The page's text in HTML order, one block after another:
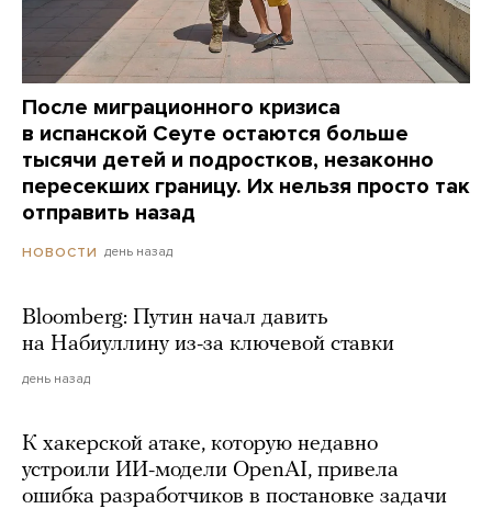
После миграционного кризиса
в испанской Сеуте остаются больше
тысячи детей и подростков, незаконно
пересекших границу. Их нельзя просто так
отправить назад
НОВОСТИ день назад
Bloomberg: Путин начал давить
на Набиуллину из-за ключевой ставки
день назад
К хакерской атаке, которую недавно
устроили ИИ-модели OpenAI, привела
ошибка разработчиков в постановке задачи